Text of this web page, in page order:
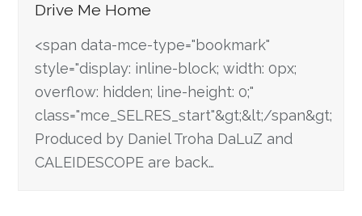
Drive Me Home
<span data-mce-type="bookmark"
style="display: inline-block; width: 0px;
overflow: hidden; line-height: 0;"
class="mce_SELRES_start"&gt; &lt;/span&gt;
Produced by Daniel Troha DaLuZ and
CALEIDESCOPE are back…